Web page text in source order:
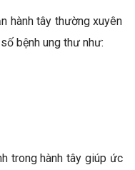
hành tây thường xuyên
bệnh ung thư như:
trong hành tây giúp ức